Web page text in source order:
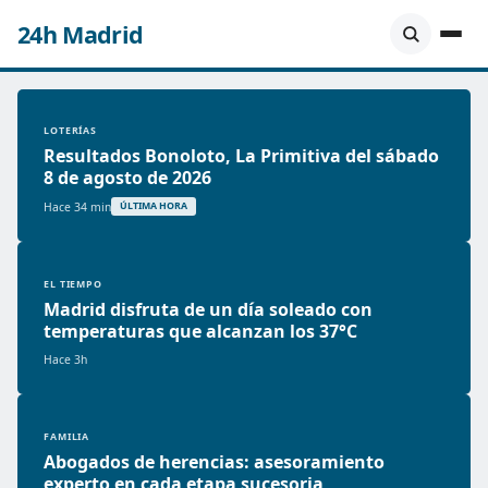
24h Madrid
LOTERÍAS
Resultados Bonoloto, La Primitiva del sábado
8 de agosto de 2026
Hace 34 min ÚLTIMA HORA
EL TIEMPO
Madrid disfruta de un día soleado con
temperaturas que alcanzan los 37°C
Hace 3h
FAMILIA
Abogados de herencias: asesoramiento